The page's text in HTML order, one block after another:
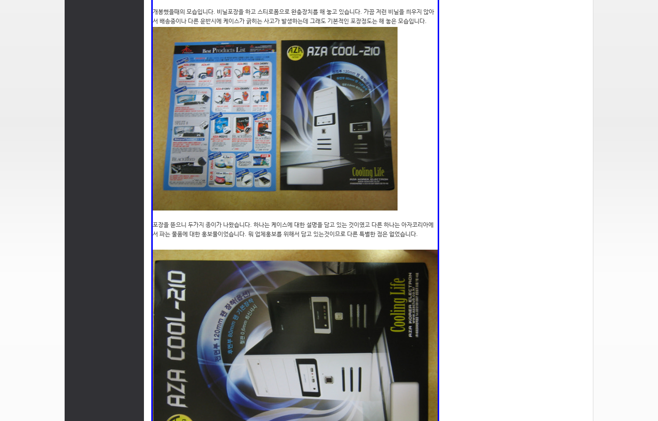
개봉했을때의 모습입니다. 비닐포장을 하고 스티로폼으로 완충장치를 해 놓고 있습니다. 가끔 저런 비닐을 씌우지 않아
서 배송중이나 다른 운반시에 케이스가 긁히는 사고가 발생하는데 그래도 기본적인 포장정도는 해 놓은 모습입니다.
포장을 뜯으니 두가지 종이가 나왔습니다. 하나는 케이스에 대한 설명을 담고 있는 것이였고 다른 하나는 아자코리아에
서 파는 물품에 대한 홍보물이었습니다. 뭐 업체홍보를 위해서 담고 있는것이므로 다른 특별한 점은 없었습니다.